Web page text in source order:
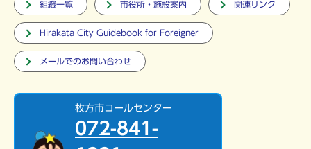
組織一覧 市役所・施設案内 関連リンク
Hirakata City Guidebook for Foreigner
メールでのお問い合わせ
枚方市コールセンター
072-841-